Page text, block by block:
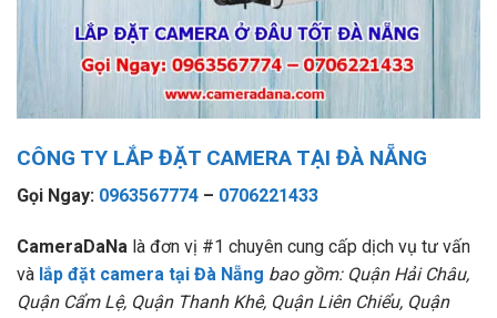
CÔNG TY LẮP ĐẶT CAMERA TẠI ĐÀ NẴNG
Gọi Ngay: 0963567774 – 0706221433
CameraDaNa là đơn vị #1 chuyên cung cấp dịch vụ tư vấn
và lắp đặt camera tại Đà Nẵng bao gồm: Quận Hải Châu,
Quận Cẩm Lệ, Quận Thanh Khê, Quận Liên Chiểu, Quận